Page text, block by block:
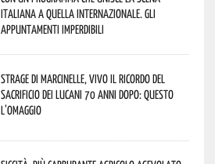
italiana a quella internazionale. Gli
appuntamenti imperdibili
Strage di Marcinelle, vivo il ricordo del
sacrificio dei lucani 70 anni dopo: questo
l’omaggio